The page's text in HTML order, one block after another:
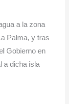
a la zona
Palma, y tras
Gobierno en
a dicha isla